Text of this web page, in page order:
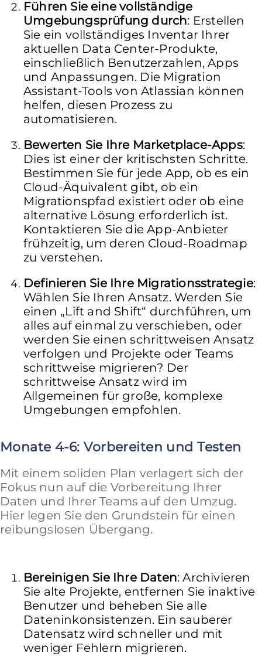
Führen Sie eine vollständige
Umgebungsprüfung durch: Erstellen
Sie ein vollständiges Inventar Ihrer
aktuellen Data Center-Produkte,
einschließlich Benutzerzahlen, Apps
und Anpassungen. Die Migration
Assistant-Tools von Atlassian können
helfen, diesen Prozess zu
automatisieren.
Bewerten Sie Ihre Marketplace-Apps:
Dies ist einer der kritischsten Schritte.
Bestimmen Sie für jede App, ob es ein
Cloud-Äquivalent gibt, ob ein
Migrationspfad existiert oder ob eine
alternative Lösung erforderlich ist.
Kontaktieren Sie die App-Anbieter
frühzeitig, um deren Cloud-Roadmap
zu verstehen.
Definieren Sie Ihre Migrationsstrategie:
Wählen Sie Ihren Ansatz. Werden Sie
einen „Lift and Shift“ durchführen, um
alles auf einmal zu verschieben, oder
werden Sie einen schrittweisen Ansatz
verfolgen und Projekte oder Teams
schrittweise migrieren? Der
schrittweise Ansatz wird im
Allgemeinen für große, komplexe
Umgebungen empfohlen.
Monate 4-6: Vorbereiten und Testen
Mit einem soliden Plan verlagert sich der
Fokus nun auf die Vorbereitung Ihrer
Daten und Ihrer Teams auf den Umzug.
Hier legen Sie den Grundstein für einen
reibungslosen Übergang.
Bereinigen Sie Ihre Daten: Archivieren
Sie alte Projekte, entfernen Sie inaktive
Benutzer und beheben Sie alle
Dateninkonsistenzen. Ein sauberer
Datensatz wird schneller und mit
weniger Fehlern migrieren.